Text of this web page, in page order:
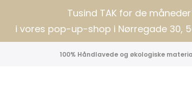
Tusind TAK for de
i vores pop-up-shop i Nørregade 30,
100% Håndlavede og økologiske